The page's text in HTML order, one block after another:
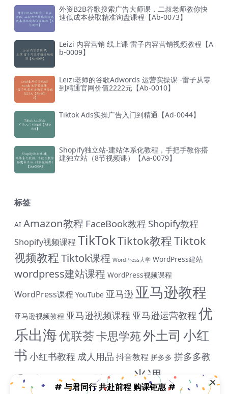
外资B2B谷歌搜索广告大师课，二叔老师教你快
速低成本获取精准询盘课程【Ab-0073】
Leizi 内容营销 线上课 雷子内容营销视频教程【A
b-0009】
Leizi老师的谷歌Adwords 运营实操课 -雷子从零
到精通官网价值2222元【Ab-0010】
Tiktok Ads实操广告入门到精通【Ad-0044】
Shopify独立站-建站体系化教程，手把手教你搭
建独立站（8节视频课）【Aa-0079】
标签
AI Amazon教程 FaceBook教程 Shopify教程
Shopify视频课程 TikTokTiktok教程Tiktok
视频教程Tiktok课程 WordPress大学 WordPress建站
wordpress建站课程 WordPress视频课程
WordPress课程 YouTube 亚马逊 亚马逊教程
亚马逊视频教程 亚马逊视频课程 亚马逊运营教程 优
乐出海优联荟卡思学苑外土司 小红
书 小红书教程 成人用品 抖音教程 拼多多 拼多多教
程
淘宝教程 独立站教程 独立站课程 米课 脸书教程
谷歌
# 与君同行 共赴前程 购课钜惠 #
终身SVIP会员限时 1399 元（原价1999元）| 《外土司全